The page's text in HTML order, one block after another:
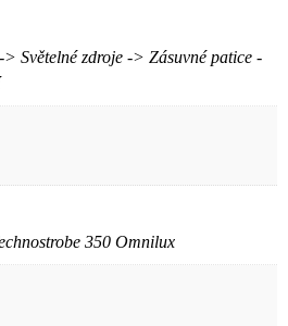
Světelné zdroje -> Zásuvné patice -
350 Omnilux